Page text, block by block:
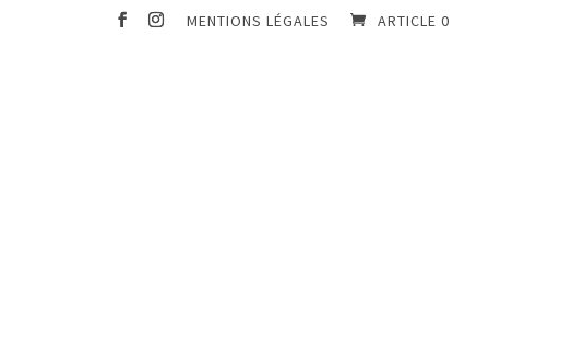
MENTIONS LÉGALES ARTICLE 0